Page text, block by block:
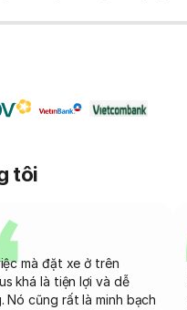
tôi
mà đặt xe ở trên
khá là tiện lợi và dễ
Nó cũng rất là minh bạch